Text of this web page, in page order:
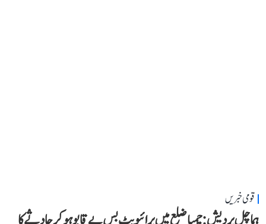
قومی خبریں